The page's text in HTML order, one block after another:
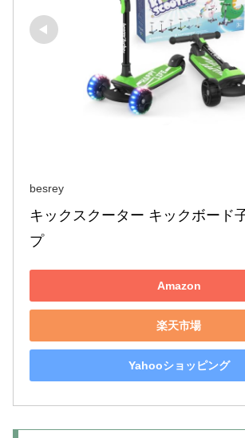
besrey
キックスクーター キックボード
プ
Amazon
楽天市場
Yahooショッピング